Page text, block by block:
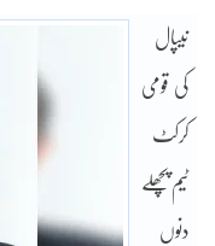
نیپال
کی قومی
کرکٹ
ٹیم پچھلے
دنوں